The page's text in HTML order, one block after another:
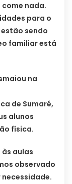
nada.
para o
sendo
familiar está
na
de Sumaré,
alunos
física.
aulas
observado